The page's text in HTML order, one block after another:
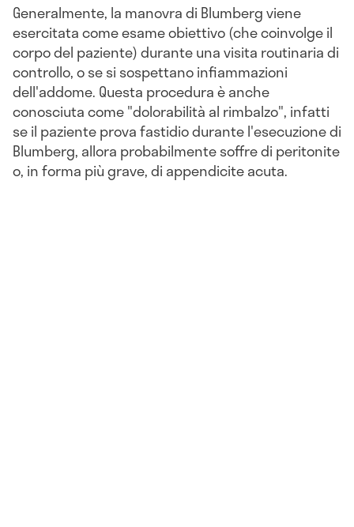
Generalmente, la manovra di Blumberg viene
esercitata come esame obiettivo (che coinvolge il
corpo del paziente) durante una visita routinaria di
controllo, o se si sospettano infiammazioni
dell'addome. Questa procedura è anche
conosciuta come "dolorabilità al rimbalzo", infatti
se il paziente prova fastidio durante l'esecuzione di
Blumberg, allora probabilmente soffre di peritonite
o, in forma più grave, di appendicite acuta.